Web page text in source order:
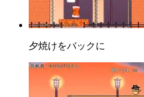
夕焼けをバックに